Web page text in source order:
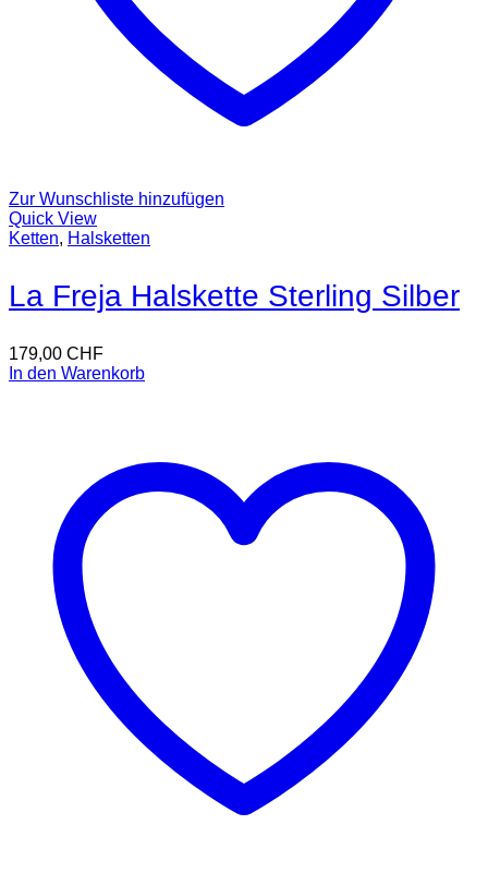
Zur Wunschliste hinzufügen
Quick View
Ketten, Halsketten
La Freja Halskette Sterling Silber
179,00 CHF
In den Warenkorb